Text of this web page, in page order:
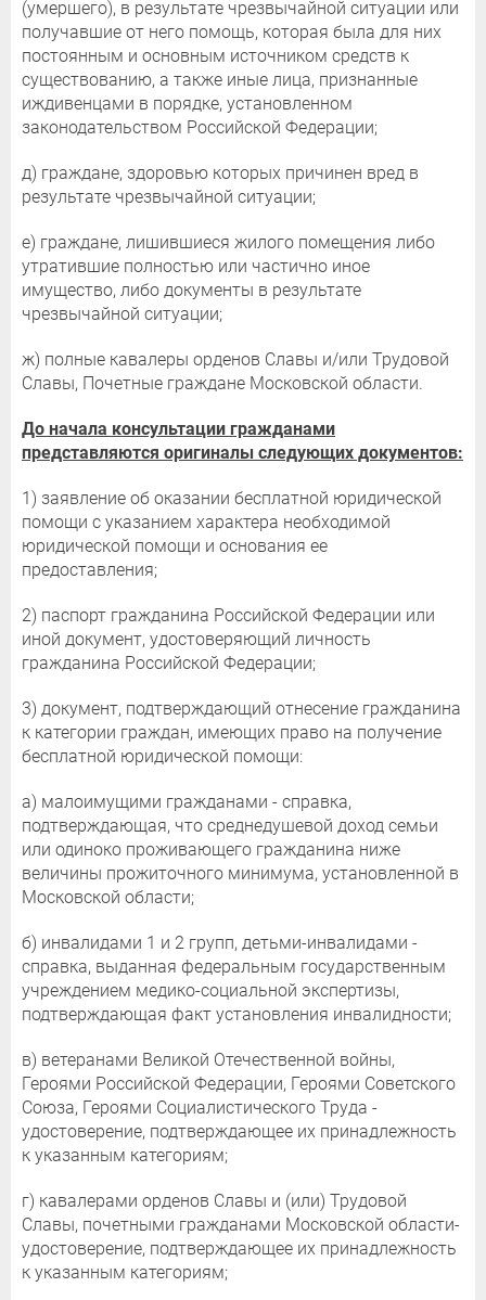
(умершего), в результате чрезвычайной ситуации или
получавшие от него помощь, которая была для них
постоянным и основным источником средств к
существованию, а также иные лица, признанные
иждивенцами в порядке, установленном
законодательством Российской Федерации;
д) граждане, здоровью которых причинен вред в
результате чрезвычайной ситуации;
е) граждане, лишившиеся жилого помещения либо
утратившие полностью или частично иное
имущество, либо документы в результате
чрезвычайной ситуации;
ж) полные кавалеры орденов Славы и/или Трудовой
Славы, Почетные граждане Московской области.
До начала консультации гражданами
представляются оригиналы следующих документов:
1) заявление об оказании бесплатной юридической
помощи с указанием характера необходимой
юридической помощи и основания ее
предоставления;
2) паспорт гражданина Российской Федерации или
иной документ, удостоверяющий личность
гражданина Российской Федерации;
3) документ, подтверждающий отнесение гражданина
к категории граждан, имеющих право на получение
бесплатной юридической помощи:
а) малоимущими гражданами - справка,
подтверждающая, что среднедушевой доход семьи
или одиноко проживающего гражданина ниже
величины прожиточного минимума, установленной в
Московской области;
б) инвалидами 1 и 2 групп, детьми-инвалидами -
справка, выданная федеральным государственным
учреждением медико-социальной экспертизы,
подтверждающая факт установления инвалидности;
в) ветеранами Великой Отечественной войны,
Героями Российской Федерации, Героями Советского
Союза, Героями Социалистического Труда -
удостоверение, подтверждающее их принадлежность
к указанным категориям;
г) кавалерами орденов Славы и (или) Трудовой
Славы, почетными гражданами Московской области-
удостоверение, подтверждающее их принадлежность
к указанным категориям;